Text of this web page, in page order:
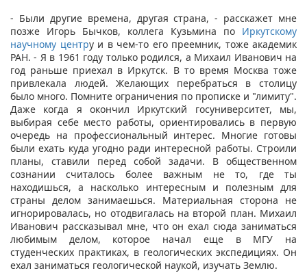
- Были другие времена, другая страна, - расскажет мне
позже Игорь Бычков, коллега Кузьмина по Иркутскому
научному центру и в чем-то его преемник, тоже академик
РАН. - Я в 1961 году только родился, а Михаил Иванович на
год раньше приехал в Иркутск. В то время Москва тоже
привлекала людей. Желающих перебраться в столицу
было много. Помните ограничения по прописке и "лимиту".
Даже когда я окончил Иркутский госуниверситет, мы,
выбирая себе место работы, ориентировались в первую
очередь на профессиональный интерес. Многие готовы
были ехать куда угодно ради интересной работы. Строили
планы, ставили перед собой задачи. В общественном
сознании считалось более важным не то, где ты
находишься, а насколько интересным и полезным для
страны делом занимаешься. Материальная сторона не
игнорировалась, но отодвигалась на второй план. Михаил
Иванович рассказывал мне, что он ехал сюда заниматься
любимым делом, которое начал еще в МГУ на
студенческих практиках, в геологических экспедициях. Он
ехал заниматься геологической наукой, изучать Землю.